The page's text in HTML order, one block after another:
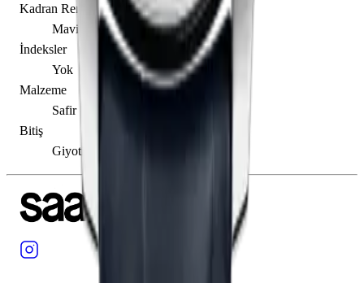
Kadran Rengi
Mavi
İndeksler
Yok
Malzeme
Safir
Bitiş
Giyotin